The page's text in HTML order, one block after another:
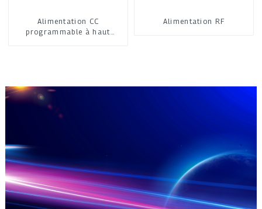
Alimentation CC
programmable à haut
Alimentation RF